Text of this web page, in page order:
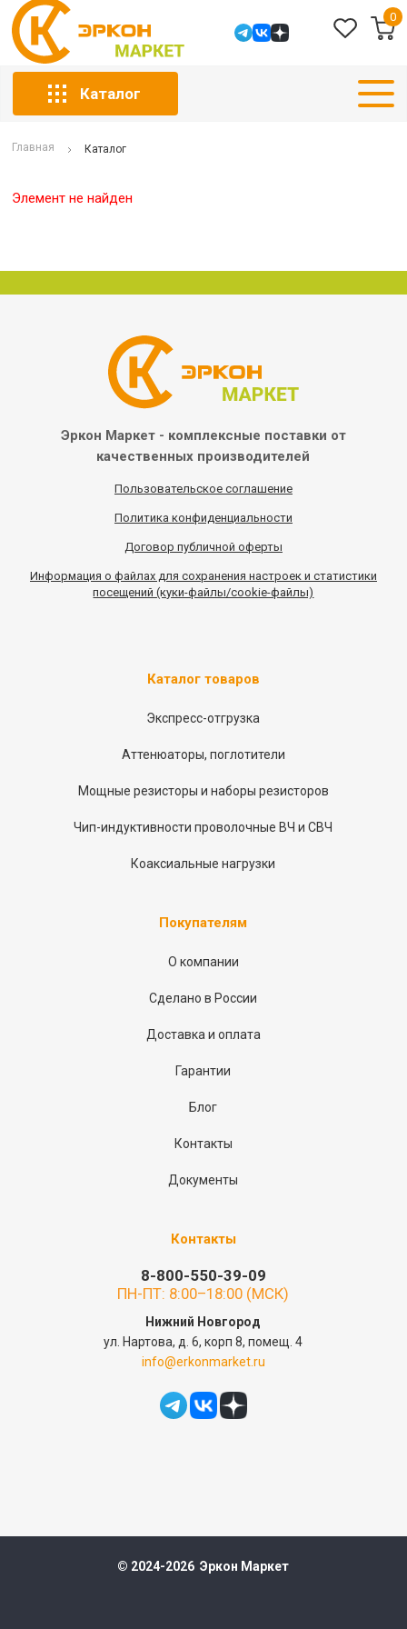
0
Каталог
Главная Каталог
Элемент не найден
Эркон Маркет - комплексные поставки от
качественных производителей
Пользовательское соглашение
Политика конфиденциальности
Договор публичной оферты
Информация о файлах для сохранения настроек и статистики
посещений (куки-файлы/cookie-файлы)
Каталог товаров
Экспресс-отгрузка
Аттенюаторы, поглотители
Мощные резисторы и наборы резисторов
Чип-индуктивности проволочные ВЧ и СВЧ
Коаксиальные нагрузки
Покупателям
О компании
Сделано в России
Доставка и оплата
Гарантии
Блог
Контакты
Документы
Контакты
8-800-550-39-09
ПН-ПТ: 8:00–18:00 (МСК)
Нижний Новгород
ул. Нартова, д. 6, корп 8, помещ. 4
info@erkonmarket.ru
© 2024-2026 Эркон Маркет